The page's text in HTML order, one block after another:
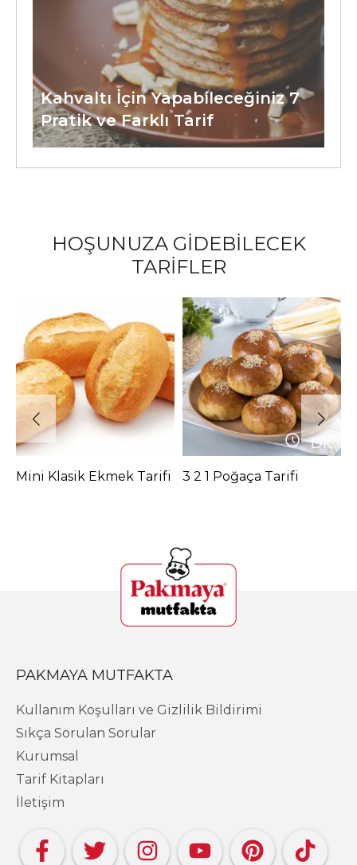
Kahvaltı İçin Yapabileceğiniz 7
Pratik ve Farklı Tarif
HOŞUNUZA GİDEBİLECEK
TARİFLER
Mini Klasik Ekmek Tarifi
DK
3 2 1 Poğaça Tarifi
PAKMAYA MUTFAKTA
Kullanım Koşulları ve Gizlilik Bildirimi
Sıkça Sorulan Sorular
Kurumsal
Tarif Kitapları
İletişim